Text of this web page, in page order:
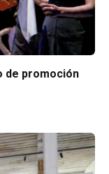
de promoción